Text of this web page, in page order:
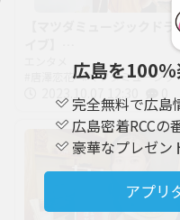
広島を100
完全無料で広島
広島密着RCCの
豪華なプレゼン
アプリ
【マツダミュージックドラ
2023.10.7（Trattoria di
Miramare FURUOKA）
唐澤恋花
マツダミュージッ